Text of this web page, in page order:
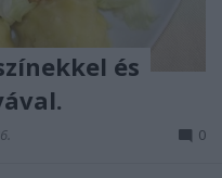
és
0